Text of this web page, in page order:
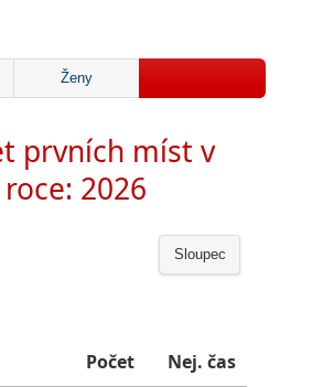
Ženy
prvních míst v
roce: 2026
Sloupec
Počet
Nej. čas